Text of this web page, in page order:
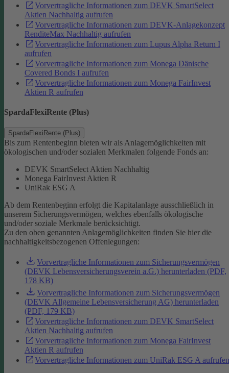
Vorvertragliche Informationen zum DEVK SmartSelect
Aktien Nachhaltig aufrufen
Vorvertragliche Informationen zum DEVK-Anlagekonzept
RenditeMax Nachhaltig aufrufen
Vorvertragliche Informationen zum Lupus Alpha Return I
aufrufen
Vorvertragliche Informationen zum Monega Dänische
Covered Bonds I aufrufen
Vorvertragliche Informationen zum Monega FairInvest
Aktien R aufrufen
SpardaFlexiRente (Plus)
SpardaFlexiRente (Plus)
Bis zum Rentenbeginn bieten wir als Anlagemöglichkeiten mit
ökologischen und/oder sozialen Merkmalen folgende Fonds an:
DEVK SmartSelect Aktien Nachhaltig
Monega FairInvest Aktien R
UniRak ESG A
Ab dem Rentenbeginn erfolgt die Kapitalanlage ausschließlich in
unserem Sicherungsvermögen, welches ebenfalls ökologische
und/oder soziale Merkmale berücksichtigt.
Zu den oben genannten Anlagemöglichkeiten finden Sie hier die
nachhaltigkeitsbezogenen Offenlegungen:
Vorvertragliche Informationen zum Sicherungsvermögen
(DEVK Lebensversicherungsverein a.G.) herunterladen (PDF,
178 KB)
Vorvertragliche Informationen zum Sicherungsvermögen
(DEVK Allgemeine Lebensversicherung AG) herunterladen
(PDF, 179 KB)
Vorvertragliche Informationen zum DEVK SmartSelect
Aktien Nachhaltig aufrufen
Vorvertragliche Informationen zum Monega FairInvest
Aktien R aufrufen
Vorvertragliche Informationen zum UniRak ESG A aufrufen